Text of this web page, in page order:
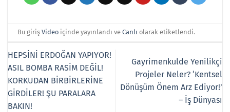
Bu girişVideo içinde yayınlandı veCanlı olarak etiketlendi.
HEPSİNİ ERDOĞAN YAPIYOR!
ASIL BOMBA RASİM DEĞİL!
KORKUDAN BİRBİRLERİNE
GİRDİLER! ŞU PARALARA
BAKIN!
Gayrimenkulde Yenilikçi
Projeler Neler? ‘Kentsel
Dönüşüm Önem Arz Ediyor!’
– İş Dünyası